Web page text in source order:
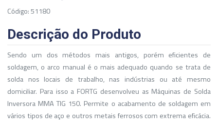
Código: 51180
Descrição do Produto
Sendo um dos métodos mais antigos, porém eficientes de
soldagem, o arco manual é o mais adequado quando se trata de
solda nos locais de trabalho, nas indústrias ou até mesmo
domiciliar. Para isso a FORTG desenvolveu as Máquinas de Solda
Inversora MMA TIG 150. Permite o acabamento de soldagem em
vários tipos de aço e outros metais ferrosos com extrema eficácia.